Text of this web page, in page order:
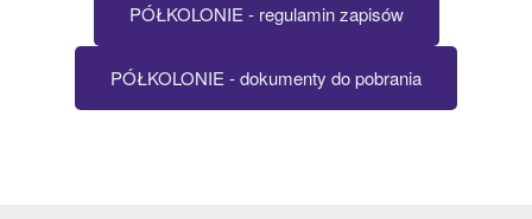
PÓŁKOLONIE - regulamin zapisów
PÓŁKOLONIE - dokumenty do pobrania